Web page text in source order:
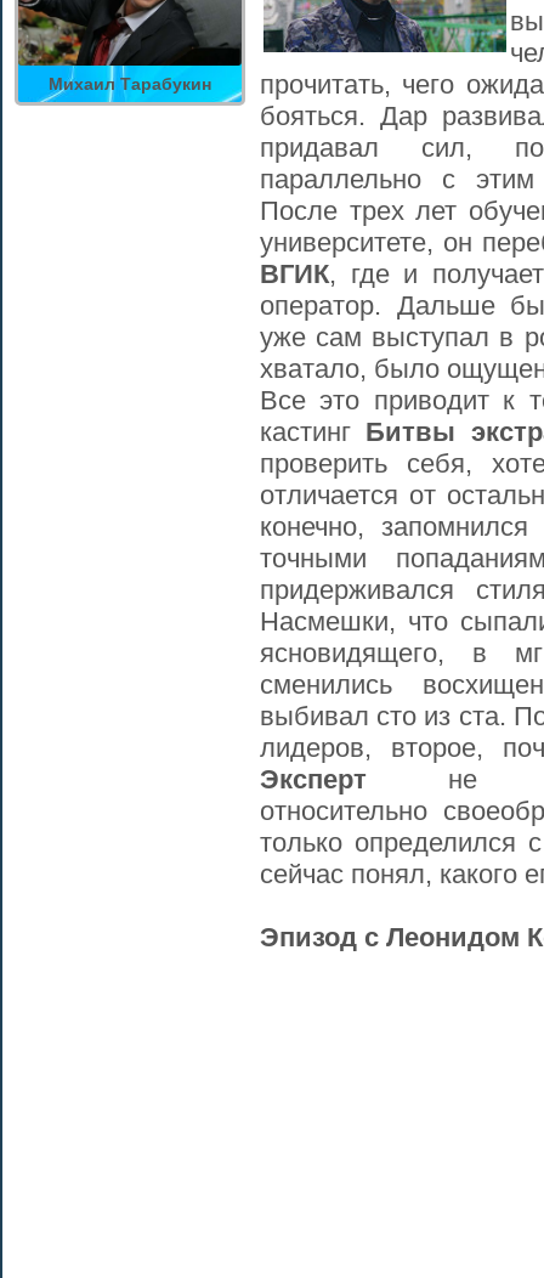
Михаил Тарабукин
прочитать, чего
бояться. Дар
придавал сил,
параллельно с
После трех лет
университете, он
ВГИК, где и
оператор. Дальше
уже сам выступал в
хватало, было
Все это приводит к
кастинг Битвы
проверить себя,
отличается от
конечно,
точными
придерживался
Насмешки, что
ясновидящего, в
сменились
выбивал сто из ста.
лидеров, второе,
Эксперт не
относительно
только определился
сейчас понял, какого
Эпизод с Леонидом